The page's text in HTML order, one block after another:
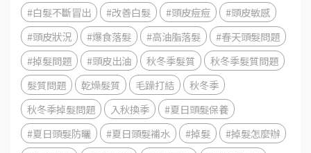
#白髮不斷冒出
#改善白髮 #頭皮痘痘
#頭皮敏感
#頭皮狀況
#爆食落髮 #高油脂落髮
#春天頭髮問題
#掉髮問題
#頭皮出油 秋冬季髮質
秋冬季髮質問題
髮質問題
乾燥髮質 毛躁打結
秋冬季
秋冬季掉髮問題
入秋換季
#夏日頭髮保養
#夏日頭髮防曬
#夏日頭髮補水 #掉髮
#掉髮怎麼辦